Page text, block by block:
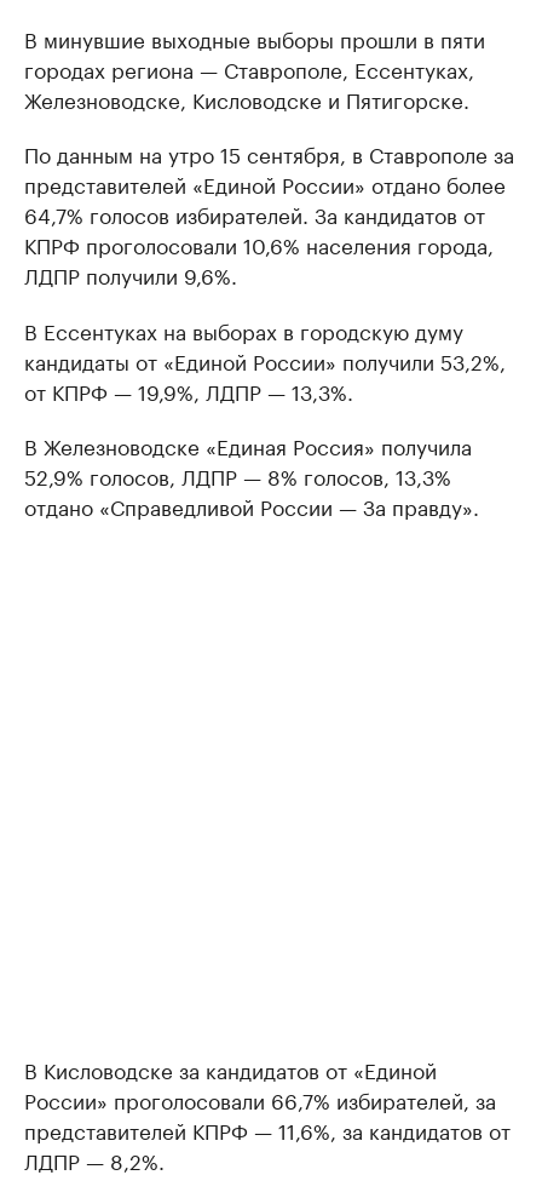
В минувшие выходные выборы прошли в пяти
городах региона — Ставрополе, Ессентуках,
Железноводске, Кисловодске и Пятигорске.
По данным на утро 15 сентября, в Ставрополе за
представителей «Единой России» отдано более
64,7% голосов избирателей. За кандидатов от
КПРФ проголосовали 10,6% населения города,
ЛДПР получили 9,6%.
В Ессентуках на выборах в городскую думу
кандидаты от «Единой России» получили 53,2%,
от КПРФ — 19,9%, ЛДПР — 13,3%.
В Железноводске «Единая Россия» получила
52,9% голосов, ЛДПР — 8% голосов, 13,3%
отдано «Справедливой России — За правду».
В Кисловодске за кандидатов от «Единой
России» проголосовали 66,7% избирателей, за
представителей КПРФ — 11,6%, за кандидатов от
ЛДПР — 8,2%.